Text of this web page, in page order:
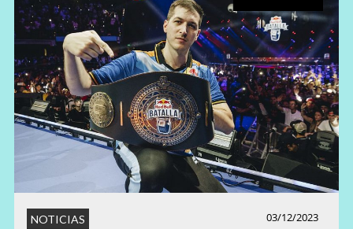
03/12/2023
NOTICIAS